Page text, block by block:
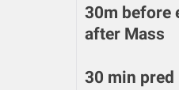
30m before
after Mass
30 min pred